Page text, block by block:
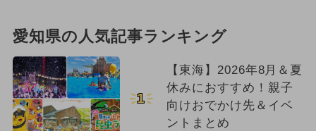
愛知県の人気記事ランキング
1
【東海】2026年8月＆夏
休みにおすすめ！親子
向けおでかけ先＆イベ
ントまとめ